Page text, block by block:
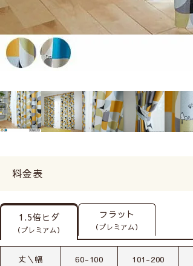
料金表
1.5倍ヒダ
（プレミアム）
フラット
（プレミアム）
丈＼幅 60-100 101-200